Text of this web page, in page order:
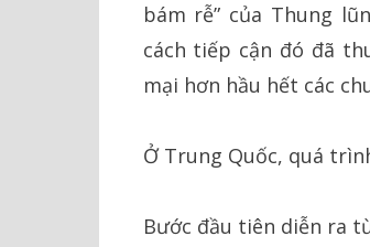
bám rễ” của Thung
cách tiếp cận đó đã
mại hơn hầu hết các
Ở Trung Quốc, quá
Bước đầu tiên diễn ra